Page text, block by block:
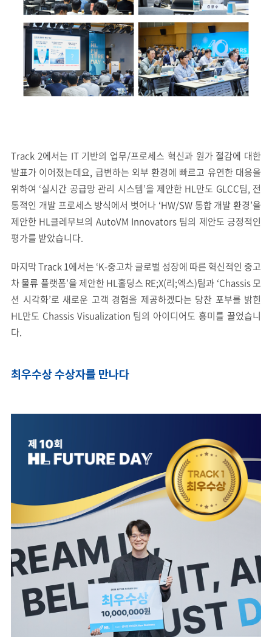
Track 2에서는 IT 기반의 업무/프로세스 혁신과 원가 절감에 대한
발표가 이어졌는데요, 급변하는 외부 환경에 빠르고 유연한 대응을
위하여 ‘실시간 공급망 관리 시스템’을 제안한 HL만도 GLCC팀, 전
통적인 개발 프로세스 방식에서 벗어나 ‘HW/SW 통합 개발 환경’을
제안한 HL클레무브의 AutoVM Innovators 팀의 제안도 긍정적인
평가를 받았습니다.
마지막 Track 1에서는 ‘K-중고차 글로벌 성장에 따른 혁신적인 중고
차 물류 플랫폼’을 제안한 HL홀딩스 RE;X(리;엑스)팀과 ‘Chassis 모
션 시각화’로 새로운 고객 경험을 제공하겠다는 당찬 포부를 밝힌
HL만도 Chassis Visualization 팀의 아이디어도 흥미를 끌었습니
다.
최우수상 수상자를 만나다